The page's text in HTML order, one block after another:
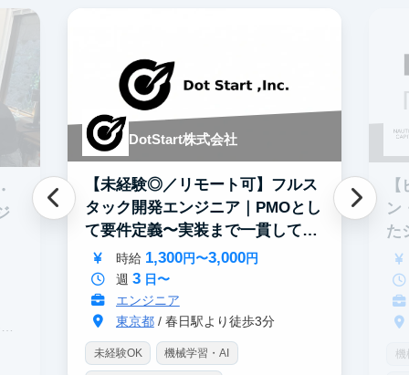
DotStart株式会社
【未経験◎／リモート可】フルス
タック開発エンジニア｜PMOとし
て要件定義〜実装まで一貫して担
当
時給 1,300円〜3,000円
週 3日〜
エンジニア
東京都/ 春日駅より徒歩3分
未経験OK 機械学習・AI
ン
た
機